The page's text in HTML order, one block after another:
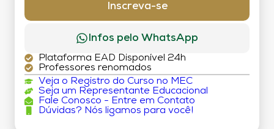
Inscreva-se
Infos pelo WhatsApp
Plataforma EAD Disponível 24h
Professores renomados
Veja o Registro do Curso no MEC
Seja um Representante Educacional
Fale Conosco - Entre em Contato
Dúvidas? Nós ligamos para você!